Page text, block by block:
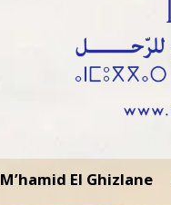
M’hamid El Ghizlane